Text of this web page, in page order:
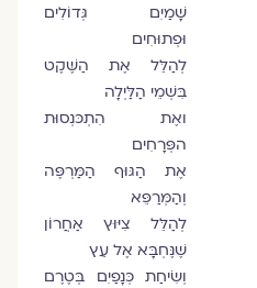
שָׁמַיִם גְּדוֹלִים
וּפְתוּחִים
לְהַלֵּל אֶת הַשֶּׁקֶט
בִּשְׁמֵי הַלַּיְלָה
ואֶת הִתְכּנְסוּת
הפְּרָחִים
אֶת הַגּוּף הַמַּרְפֶּה
וְהַמְּרַפֵּא
לְהַלֵּל צִיּוּץ אַחֲרוֹן
שֶׁנֶּחְבָּא אֶל עֵץ
וְשִׂיחַת כְּנָפַיִם בְּטֶרֶם